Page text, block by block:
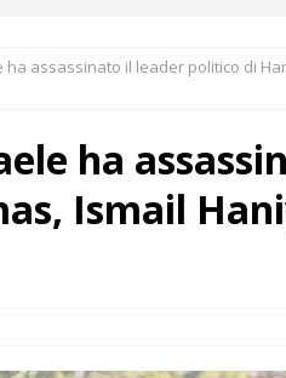
ha assassinato il leader politico di
ha
Ismail